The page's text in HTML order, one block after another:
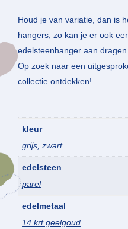
Houd je van variatie, dan is
hangers, zo kan je er ook
edelsteenhanger aan dragen.
Op zoek naar een
collectie ontdekken!
kleur
grijs, zwart
edelsteen
parel
edelmetaal
14 krt geelgoud